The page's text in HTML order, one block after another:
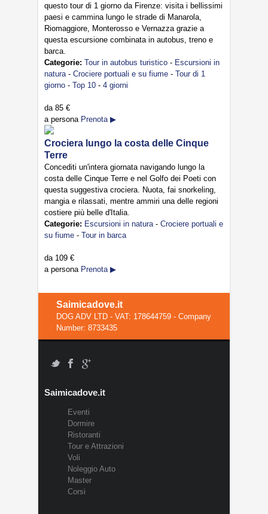
questo tour di 1 giorno da Firenze: visita i bellissimi
paesi e cammina lungo le strade di Manarola,
Riomaggiore, Monterosso e Vernazza grazie a
questa escursione combinata in autobus, treno e
barca.
Categorie: Tour in autobus turistico - Escursioni in
natura - Crociere portuali e su fiume - Tour di 1
giorno - Top 10 - 4 giorni
da 85 €
a persona Prenota ▶
Crociera lungo la costa delle Cinque
Terre
Concediti un'intera giornata navigando lungo la
costa delle Cinque Terre e nel Golfo dei Poeti con
questa suggestiva crociera. Nuota, fai snorkeling,
mangia e rilassati, mentre ammiri una delle regioni
costiere più belle d'Italia.
Categorie: Escursioni in natura - Crociere portuali e
su fiume - Tour in barca
da 109 €
a persona Prenota ▶
Saimicadove.it
DOG ADV LTD - VAT: 178644759 - Company
Number: 8733435
Saimicadove.it
Eventi
Dormire
Ristoranti
Tour e Attrazioni
Voli
Noleggio Auto
Master
Corsi